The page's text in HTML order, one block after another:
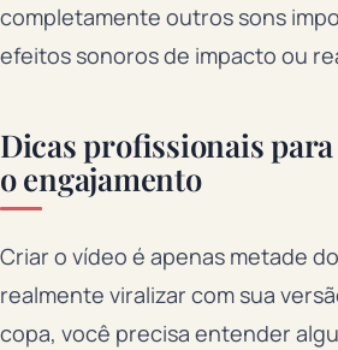
completamente outros sons
efeitos sonoros de impacto ou
Dicas profissionais
o engajamento
Criar o vídeo é apenas metade
realmente viralizar com sua
copa, você precisa entender